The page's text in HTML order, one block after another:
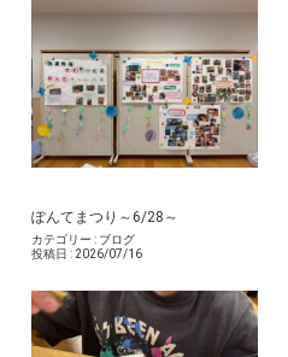
ぽんてまつり～6/28～
カテゴリー : ブログ
投稿日 : 2026/07/16